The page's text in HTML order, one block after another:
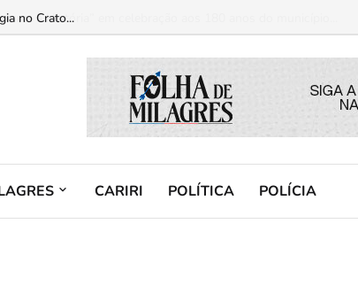
no Crato...
CARIRI POLÍTICA POLÍCIA